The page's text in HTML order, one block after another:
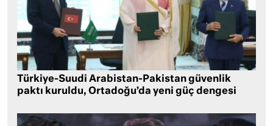
Türkiye-Suudi Arabistan-Pakistan güvenlik
paktı kuruldu, Ortadoğu’da yeni güç dengesi